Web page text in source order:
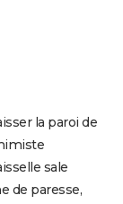
la paroi de
sale
de paresse,